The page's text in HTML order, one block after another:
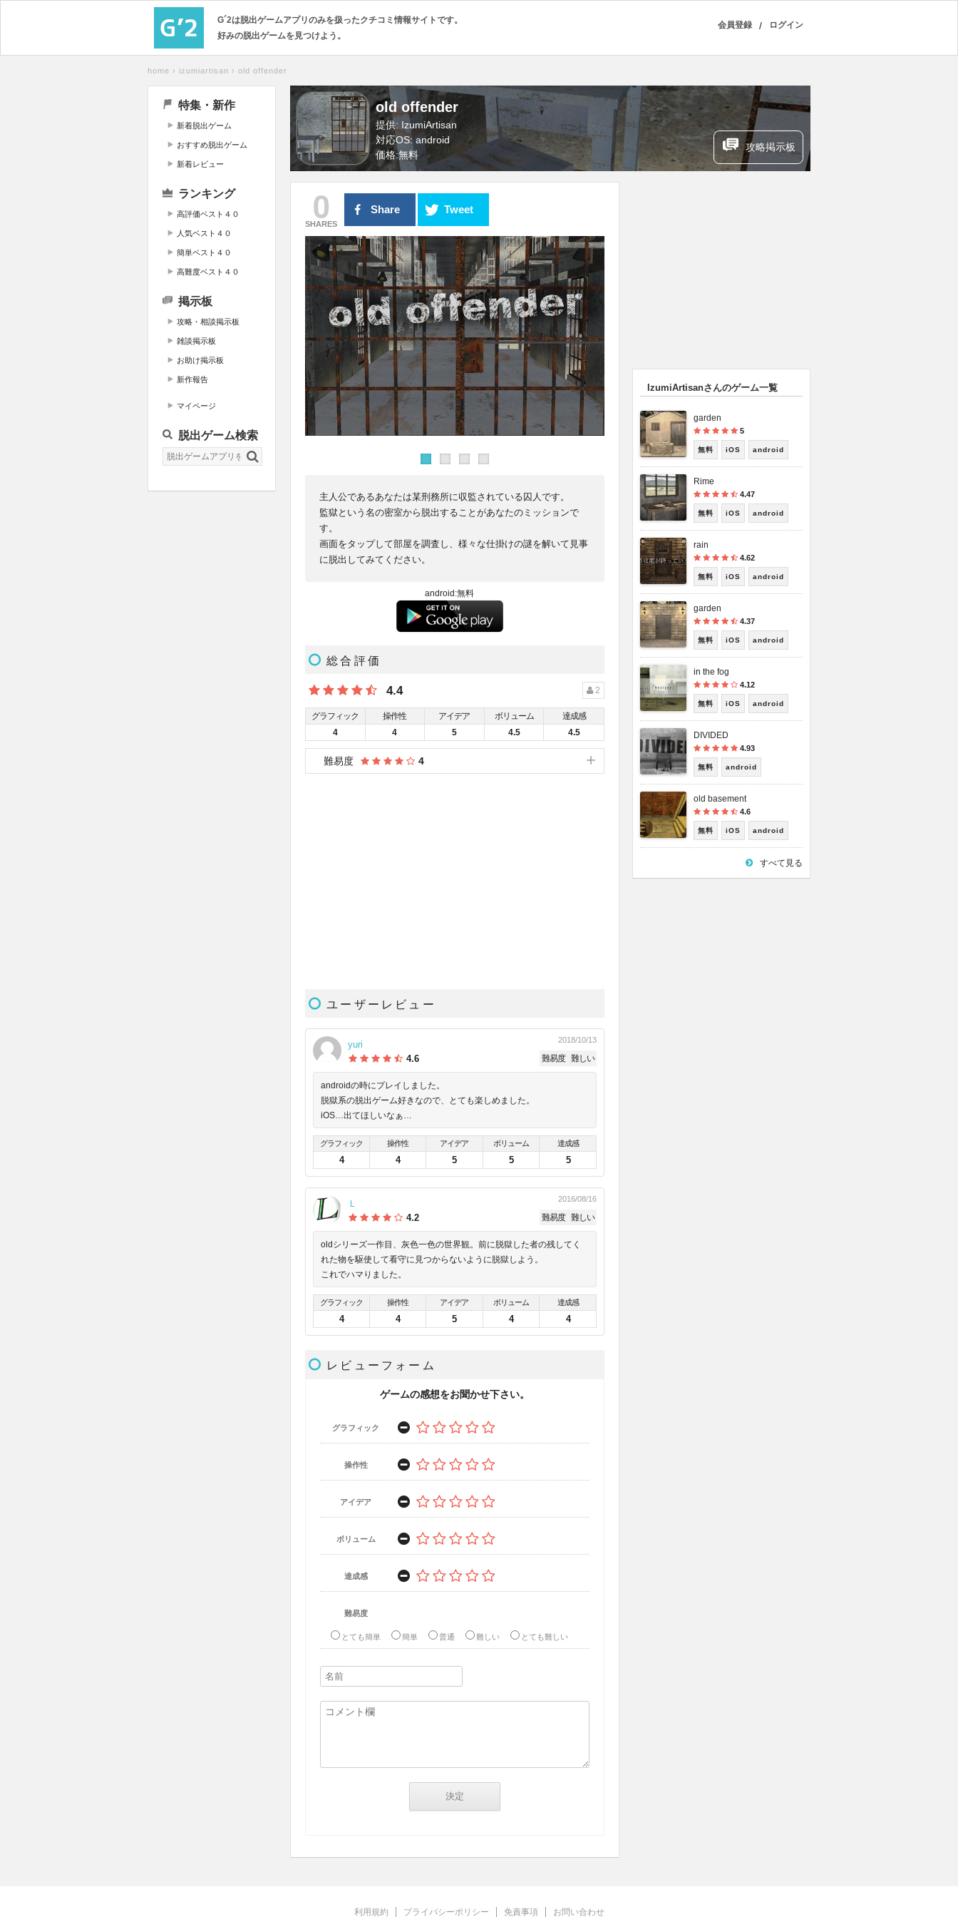
G´2は脱出ゲームアプリのみを扱ったクチコミ情報サイトです。
好みの脱出ゲームを見つけよう。
ログイン
/
会員登録
home › izumiartisan › old offender
特集・新作
新着脱出ゲーム
おすすめ脱出ゲーム
新着レビュー
ランキング
高評価ベスト４０
人気ベスト４０
簡単ベスト４０
高難度ベスト４０
掲示板
攻略・相談掲示板
雑談掲示板
お助け掲示板
新作報告
マイページ
脱出ゲーム検索
old offender
提供: IzumiArtisan
対応OS: android
価格:無料
攻略掲示板
0
SHARES
Share Tweet
主人公であるあなたは某刑務所に収監されている囚人です。
監獄という名の密室から脱出することがあなたのミッションで
す。
画面をタップして部屋を調査し、様々な仕掛けの謎を解いて見事
に脱出してみてください。
android:無料
総合評価
4.4 2
グラフィック
4
操作性
4
アイデア
5
ボリューム
4.5
達成感
4.5
難易度 4
ユーザーレビュー
yuri 2018/10/13
androidの時にプレイしました。
脱獄系の脱出ゲーム好きなので、とても楽しめました。
iOS…出てほしいなぁ…
4.6
グラフィック
4
操作性
4
アイデア
5
ボリューム
5
達成感
5
難易度 難しい
Ｌ 2016/08/16
oldシリーズ一作目、灰色一色の世界観。前に脱獄した者の残してく
れた物を駆使して看守に見つからないように脱獄しよう。
これでハマりました。
4.2
グラフィック
4
操作性
4
アイデア
5
ボリューム
4
達成感
4
難易度 難しい
レビューフォーム
ゲームの感想をお聞かせ下さい。
グラフィック
操作性
アイデア
ボリューム
達成感
難易度
とても簡単 簡単 普通 難しい とても難しい
IzumiArtisanさんのゲーム一覧
garden
5
無料 iOS android
Rime
4.47
無料 iOS android
rain
4.62
無料 iOS android
garden
4.37
無料 iOS android
in the fog
4.12
無料 iOS android
DIVIDED
4.93
無料 android
old basement
4.6
無料 iOS android
すべて見る
利用規約 プライバシーポリシー 免責事項 お問い合わせ